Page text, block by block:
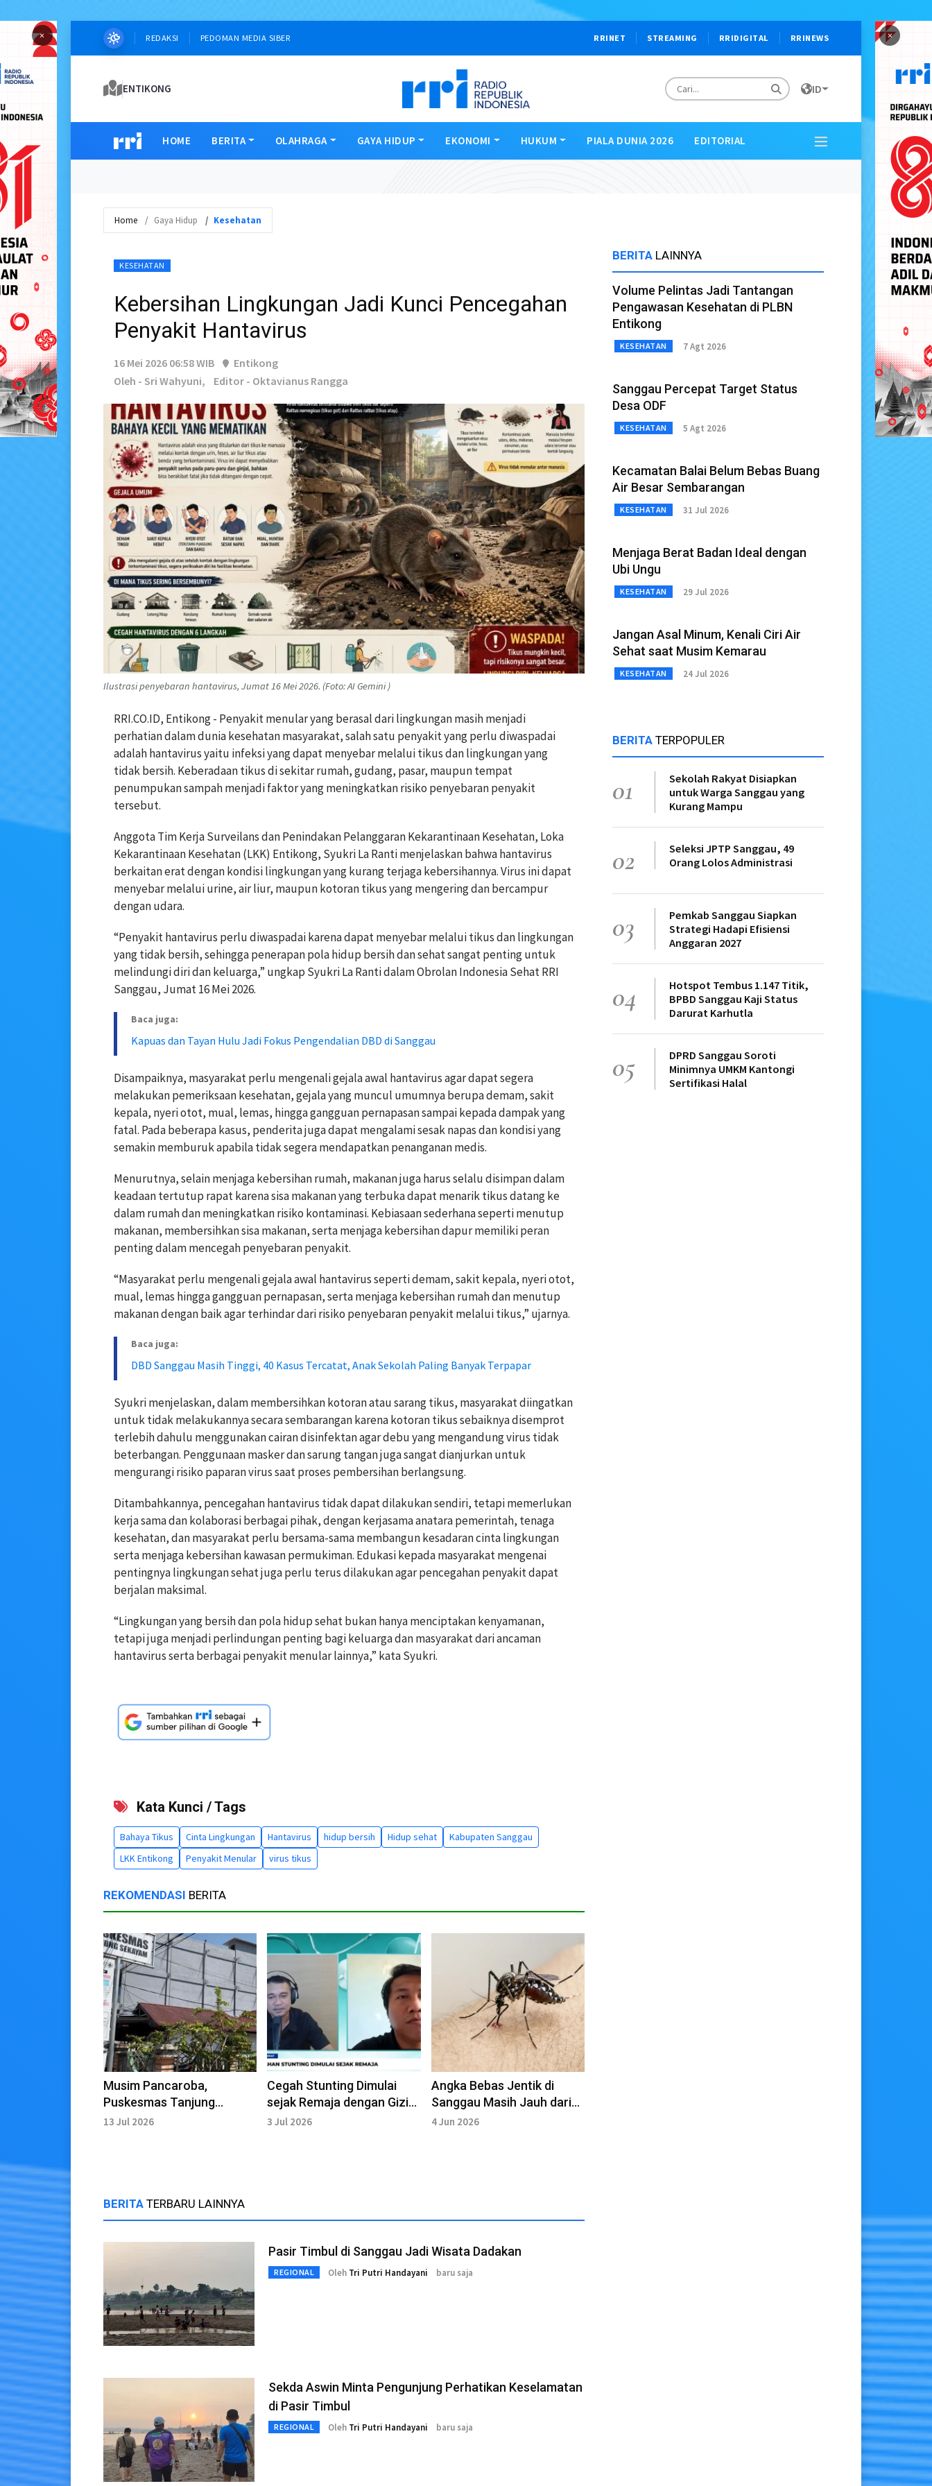
× ×
REDAKSI PEDOMAN MEDIA SIBER RRINET STREAMING RRIDIGITAL RRINEWS
ENTIKONG ID
HOME BERITA OLAHRAGA GAYA HIDUP EKONOMI HUKUM PIALA DUNIA 2026 EDITORIAL
Home Gaya Hidup Kesehatan
KESEHATAN
Kebersihan Lingkungan Jadi Kunci Pencegahan
Penyakit Hantavirus
16 Mei 2026 06:58 WIB
Entikong
Oleh - Sri Wahyuni,
Editor - Oktavianus Rangga
Ilustrasi penyebaran hantavirus, Jumat 16 Mei 2026. (Foto: AI Gemini )
RRI.CO.ID, Entikong - Penyakit menular yang berasal dari lingkungan masih menjadi
perhatian dalam dunia kesehatan masyarakat, salah satu penyakit yang perlu diwaspadai
adalah hantavirus yaitu infeksi yang dapat menyebar melalui tikus dan lingkungan yang
tidak bersih. Keberadaan tikus di sekitar rumah, gudang, pasar, maupun tempat
penumpukan sampah menjadi faktor yang meningkatkan risiko penyebaran penyakit
tersebut.
Anggota Tim Kerja Surveilans dan Penindakan Pelanggaran Kekarantinaan Kesehatan, Loka
Kekarantinaan Kesehatan (LKK) Entikong, Syukri La Ranti menjelaskan bahwa hantavirus
berkaitan erat dengan kondisi lingkungan yang kurang terjaga kebersihannya. Virus ini dapat
menyebar melalui urine, air liur, maupun kotoran tikus yang mengering dan bercampur
dengan udara.
“Penyakit hantavirus perlu diwaspadai karena dapat menyebar melalui tikus dan lingkungan
yang tidak bersih, sehingga penerapan pola hidup bersih dan sehat sangat penting untuk
melindungi diri dan keluarga,” ungkap Syukri La Ranti dalam Obrolan Indonesia Sehat RRI
Sanggau, Jumat 16 Mei 2026.
Baca juga:
Kapuas dan Tayan Hulu Jadi Fokus Pengendalian DBD di Sanggau
Disampaiknya, masyarakat perlu mengenali gejala awal hantavirus agar dapat segera
melakukan pemeriksaan kesehatan, gejala yang muncul umumnya berupa demam, sakit
kepala, nyeri otot, mual, lemas, hingga gangguan pernapasan sampai kepada dampak yang
fatal. Pada beberapa kasus, penderita juga dapat mengalami sesak napas dan kondisi yang
semakin memburuk apabila tidak segera mendapatkan penanganan medis.
Menurutnya, selain menjaga kebersihan rumah, makanan juga harus selalu disimpan dalam
keadaan tertutup rapat karena sisa makanan yang terbuka dapat menarik tikus datang ke
dalam rumah dan meningkatkan risiko kontaminasi. Kebiasaan sederhana seperti menutup
makanan, membersihkan sisa makanan, serta menjaga kebersihan dapur memiliki peran
penting dalam mencegah penyebaran penyakit.
“Masyarakat perlu mengenali gejala awal hantavirus seperti demam, sakit kepala, nyeri otot,
mual, lemas hingga gangguan pernapasan, serta menjaga kebersihan rumah dan menutup
makanan dengan baik agar terhindar dari risiko penyebaran penyakit melalui tikus,” ujarnya.
Baca juga:
DBD Sanggau Masih Tinggi, 40 Kasus Tercatat, Anak Sekolah Paling Banyak Terpapar
Syukri menjelaskan, dalam membersihkan kotoran atau sarang tikus, masyarakat diingatkan
untuk tidak melakukannya secara sembarangan karena kotoran tikus sebaiknya disemprot
terlebih dahulu menggunakan cairan disinfektan agar debu yang mengandung virus tidak
beterbangan. Penggunaan masker dan sarung tangan juga sangat dianjurkan untuk
mengurangi risiko paparan virus saat proses pembersihan berlangsung.
Ditambahkannya, pencegahan hantavirus tidak dapat dilakukan sendiri, tetapi memerlukan
kerja sama dan kolaborasi berbagai pihak, dengan kerjasama anatara pemerintah, tenaga
kesehatan, dan masyarakat perlu bersama-sama membangun kesadaran cinta lingkungan
serta menjaga kebersihan kawasan permukiman. Edukasi kepada masyarakat mengenai
pentingnya lingkungan sehat juga perlu terus dilakukan agar pencegahan penyakit dapat
berjalan maksimal.
“Lingkungan yang bersih dan pola hidup sehat bukan hanya menciptakan kenyamanan,
tetapi juga menjadi perlindungan penting bagi keluarga dan masyarakat dari ancaman
hantavirus serta berbagai penyakit menular lainnya,” kata Syukri.
Kata Kunci / Tags
Bahaya Tikus Cinta Lingkungan Hantavirus hidup bersih Hidup sehat
Kabupaten Sanggau
LKK Entikong
Penyakit Menular virus tikus
REKOMENDASI BERITA
Musim Pancaroba,
Puskesmas Tanjung
Sekayam Imbau Warga
13 Jul 2026
Cegah Stunting Dimulai
sejak Remaja dengan Gizi
Seimbang
3 Jul 2026
Angka Bebas Jentik di
Sanggau Masih Jauh dari
Target Nasional
4 Jun 2026
BERITA TERBARU LAINNYA
Pasir Timbul di Sanggau Jadi Wisata Dadakan
REGIONAL Oleh Tri Putri Handayani baru saja
Sekda Aswin Minta Pengunjung Perhatikan Keselamatan
di Pasir Timbul
REGIONAL Oleh Tri Putri Handayani baru saja
BERITA LAINNYA
Volume Pelintas Jadi Tantangan
Pengawasan Kesehatan di PLBN
Entikong
KESEHATAN 7 Agt 2026
Sanggau Percepat Target Status
Desa ODF
KESEHATAN 5 Agt 2026
Kecamatan Balai Belum Bebas Buang
Air Besar Sembarangan
KESEHATAN 31 Jul 2026
Menjaga Berat Badan Ideal dengan
Ubi Ungu
KESEHATAN 29 Jul 2026
Jangan Asal Minum, Kenali Ciri Air
Sehat saat Musim Kemarau
KESEHATAN 24 Jul 2026
BERITA TERPOPULER
01
Sekolah Rakyat Disiapkan
untuk Warga Sanggau yang
Kurang Mampu
02
Seleksi JPTP Sanggau, 49
Orang Lolos Administrasi
03
Pemkab Sanggau Siapkan
Strategi Hadapi Efisiensi
Anggaran 2027
04
Hotspot Tembus 1.147 Titik,
BPBD Sanggau Kaji Status
Darurat Karhutla
05
DPRD Sanggau Soroti
Minimnya UMKM Kantongi
Sertifikasi Halal